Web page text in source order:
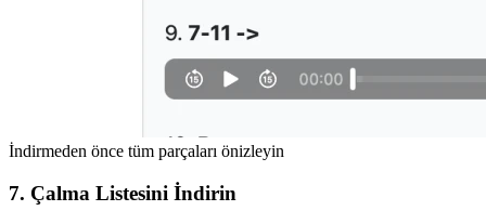
İndirmeden önce tüm parçaları önizleyin
7. Çalma Listesini İndirin